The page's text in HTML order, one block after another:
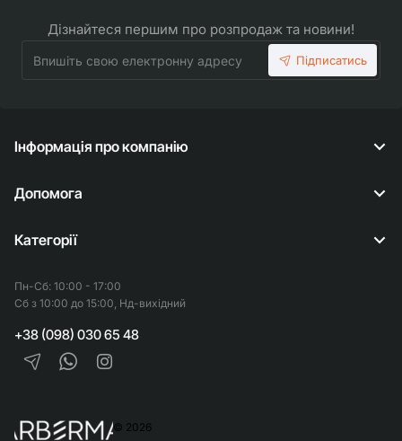
Дізнайтеся першим про розпродаж та новини!
свою
Підписатись
Інформація про компанію
Допомога
Категорії
Пн-Сб: 10:00 - 17:00
Сб з 10:00 до 15:00, Нд-вихідний
+38 (098) 030 65 48
© 2026